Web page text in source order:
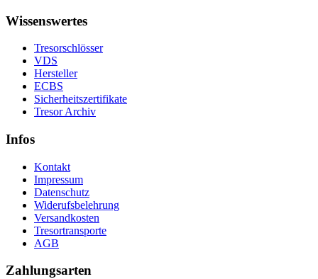
Wissenswertes
Tresorschlösser
VDS
Hersteller
ECBS
Sicherheitszertifikate
Tresor Archiv
Infos
Kontakt
Impressum
Datenschutz
Widerufsbelehrung
Versandkosten
Tresortransporte
AGB
Zahlungsarten